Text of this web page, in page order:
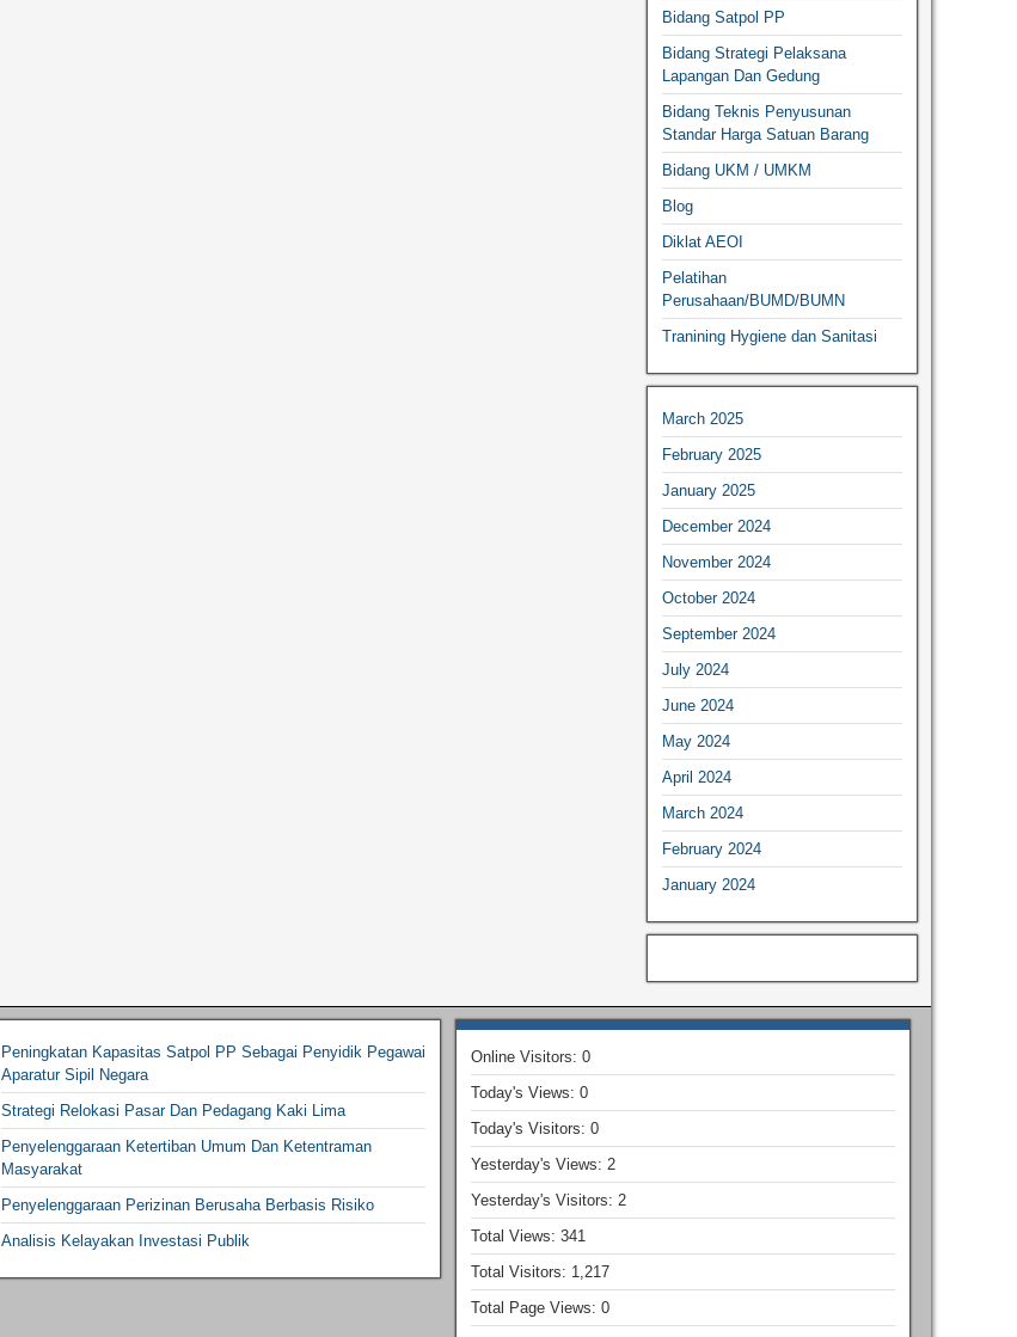
Bidang Satpol PP
Bidang Strategi Pelaksana
Lapangan Dan Gedung
Bidang Teknis Penyusunan
Standar Harga Satuan Barang
Bidang UKM / UMKM
Blog
Diklat AEOI
Pelatihan
Perusahaan/BUMD/BUMN
Tranining Hygiene dan Sanitasi
March 2025
February 2025
January 2025
December 2024
November 2024
October 2024
September 2024
July 2024
June 2024
May 2024
April 2024
March 2024
February 2024
January 2024
Peningkatan Kapasitas Satpol PP Sebagai Penyidik Pegawai
Aparatur Sipil Negara
Strategi Relokasi Pasar Dan Pedagang Kaki Lima
Penyelenggaraan Ketertiban Umum Dan Ketentraman
Masyarakat
Penyelenggaraan Perizinan Berusaha Berbasis Risiko
Analisis Kelayakan Investasi Publik
Online Visitors:0
Today's Views:0
Today's Visitors:0
Yesterday's Views:2
Yesterday's Visitors:2
Total Views:341
Total Visitors: 1,217
Total Page Views:0